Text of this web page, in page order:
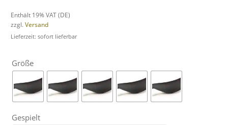
Enthält 19% VAT (DE)
zzgl.Versand
Lieferzeit: sofort lieferbar
Größe
Gespielt